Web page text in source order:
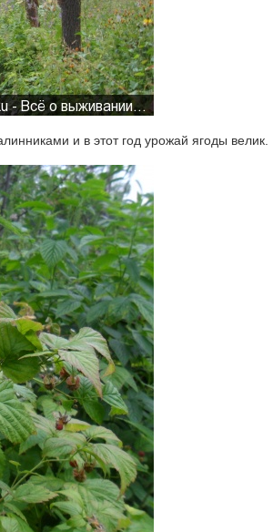
и в этот год урожай ягоды велик.